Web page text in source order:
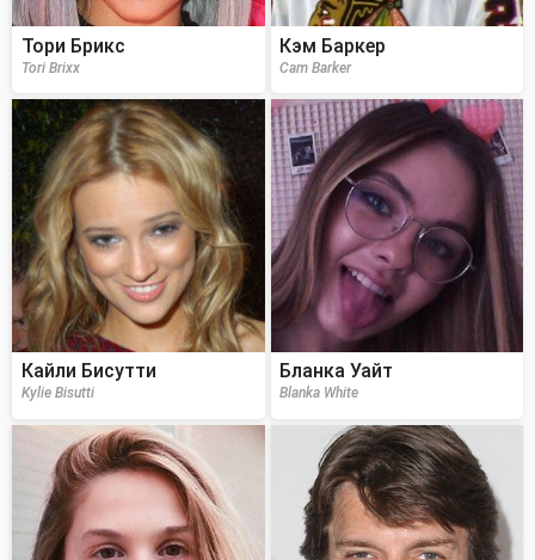
Тори Брикс
Tori Brixx
Кэм Баркер
Cam Barker
Кайли Бисутти
Kylie Bisutti
Бланка Уайт
Blanka White